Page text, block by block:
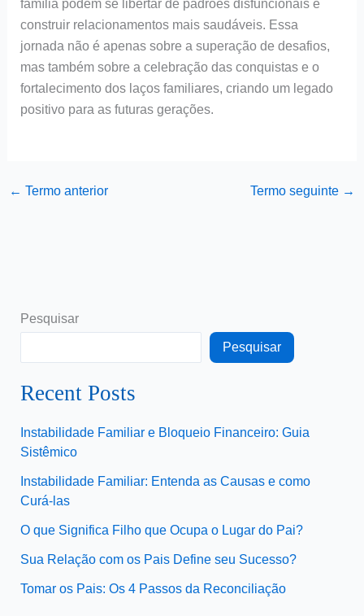
família podem se libertar de padrões disfuncionais e
construir relacionamentos mais saudáveis. Essa
jornada não é apenas sobre a superação de desafios,
mas também sobre a celebração das conquistas e o
fortalecimento dos laços familiares, criando um legado
positivo para as futuras gerações.
← Termo anterior Termo seguinte →
Pesquisar
Pesquisar
Recent Posts
Instabilidade Familiar e Bloqueio Financeiro: Guia
Sistêmico
Instabilidade Familiar: Entenda as Causas e como
Curá-las
O que Significa Filho que Ocupa o Lugar do Pai?
Sua Relação com os Pais Define seu Sucesso?
Tomar os Pais: Os 4 Passos da Reconciliação